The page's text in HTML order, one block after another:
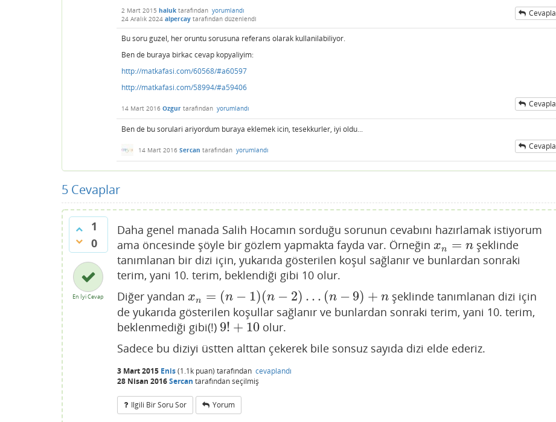
2 Mart 2015 haluk tarafından yorumlandı
24 Aralık 2024 alpercay tarafından düzenlendi
Cevapla
Bu soru guzel, her oruntu sorusuna referans olarak kullanilabiliyor.
Ben de buraya birkac cevap kopyaliyim:
http://matkafasi.com/60568/#a60597
http://matkafasi.com/58994/#a59406
14 Mart 2016 Ozgur tarafından yorumlandı Cevapla
Ben de bu sorulari ariyordum buraya eklemek icin, tesekkurler, iyi oldu...
14 Mart 2016 Sercan tarafından yorumlandı Cevapla
5 Cevaplar
1
0
En İyi Cevap
Daha genel manada Salih Hocamın sorduğu sorunun cevabını hazırlamak istiyorum
ama öncesinde şöyle bir gözlem yapmakta fayda var. Örneğin xn = n
xn= n
şeklinde
tanımlanan bir dizi için, yukarıda gösterilen koşul sağlanır ve bunlardan sonraki
terim, yani 10. terim, beklendiği gibi 10 olur.
Diğer yandan xn = (n − 1)(n − 2) … (n − 9) + n
xn= (n −1)( n− 2)…(n−9) +n
şeklinde tanımlanan dizi için
de yukarıda gösterilen koşullar sağlanır ve bunlardan sonraki terim, yani 10. terim,
beklenmediği gibi(!) 9! + 10
9!+10
olur.
Sadece bu diziyi üstten alttan çekerek bile sonsuz sayıda dizi elde ederiz.
3 Mart 2015 Enis(1.1k puan) tarafından cevaplandı
28 Nisan 2016Sercan tarafındanseçilmiş
Ilgili Bir Soru Sor Yorum